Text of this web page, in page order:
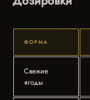
ФОРМА
Свежие
ягоды